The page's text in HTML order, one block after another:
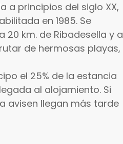
a principios del siglo XX,
en 1985. Se
20 km. de Ribadesella y a
de hermosas playas,
el 25% de la estancia
al alojamiento. Si
avisen llegan más tarde